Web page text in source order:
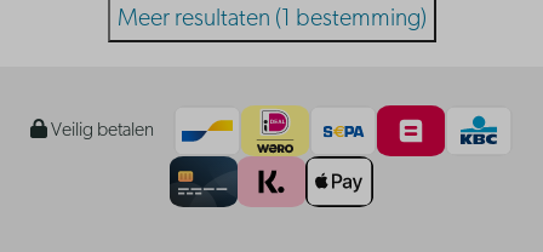
Meer resultaten (1 bestemming)
Veilig betalen